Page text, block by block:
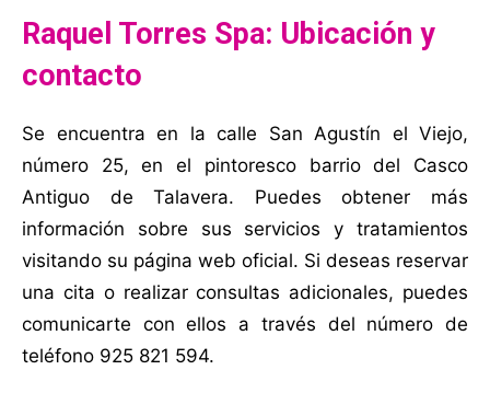
Raquel Torres Spa: Ubicación y
contacto
Se encuentra en la calle San Agustín el Viejo,
número 25, en el pintoresco barrio del Casco
Antiguo de Talavera. Puedes obtener más
información sobre sus servicios y tratamientos
visitando su página web oficial. Si deseas reservar
una cita o realizar consultas adicionales, puedes
comunicarte con ellos a través del número de
teléfono 925 821 594.